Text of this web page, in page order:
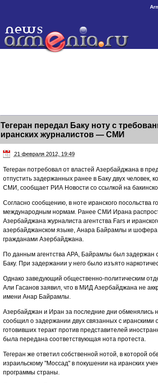
Тегеран передал Баку ноту с
иранских журналистов — СМИ
21 февраля 2012, 19:49
Тегеран потребовал от властей Азербайджана в
отпустить задержанных ранее в Баку двух человек,
СМИ, сообщает РИА Новости со ссылкой на
Согласно сообщению, в ноте иранского посольства
международным нормам. Ранее СМИ Ирана
Азербайджана журналиста агентства Fars и
азербайджанском языке, Анара Байрамлы и
гражданами Азербайджана.
По данным агентства АРА, Байрамлы был задержан
Баку. При задержании у него было изъято
Однако заведующий общественно-политическим
Али Гасанов заявил, что в МИД Азербайджана не
имени Анар Байрамлы.
Азербайджан и Иран за последние дни обменялись
сообщил о задержании двух связанных с
готовивших теракт против представителей
была передана соответствующая нота протеста.
Тегеран же ответил собственной нотой, в которой
израильскому "Моссад" в покушении на иранских
программы страны.